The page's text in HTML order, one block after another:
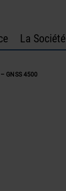
La Société
GNSS 4500